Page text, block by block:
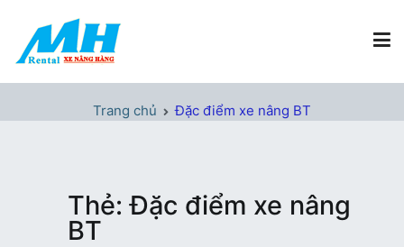
nội
Xe Nâng Hàng MH Rental
Trang chủ Đặc điểm xe nâng BT
Thẻ:Đặc điểm xe nâng
BT